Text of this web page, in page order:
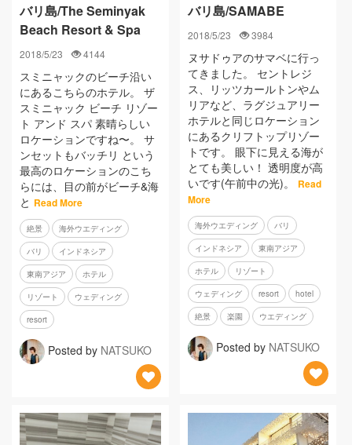
バリ島/The Seminyak
Beach Resort & Spa
2018/5/23 4144
スミニャックのビーチ沿い
にあるこちらのホテル。 ザ
スミニャック ビーチ リゾー
ト アンド スパ 素晴らしい
ロケーションですね〜。 サ
ンセットもバッチリ という
最高のロケーションのこち
らには、目の前がビーチ&海
と Read More
絶景 海外ウエディング
バリ インドネシア
東南アジア ホテル
リゾート ウェディング
resort
Posted by NATSUKO
バリ島/SAMABE
2018/5/23 3984
ヌサドゥアのサマベに行っ
てきました。 セントレジ
ス、リッツカールトンやム
リアなど、ラグジュアリー
ホテルと同じロケーション
にあるクリフトップリゾー
トです。 眼下に見える海が
とても美しい！ 透明度が高
いです(午前中の光)。
Read
More
海外ウエディング バリ
インドネシア 東南アジア
ホテル リゾート
ウェディング resort hotel
絶景 楽園 ウエディング
Posted by NATSUKO